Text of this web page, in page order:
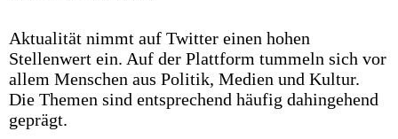
Aktualität nimmt auf Twitter einen hohen
Stellenwert ein. Auf der Plattform tummeln sich vor
allem Menschen aus Politik, Medien und Kultur.
Die Themen sind entsprechend häufig dahingehend
geprägt.